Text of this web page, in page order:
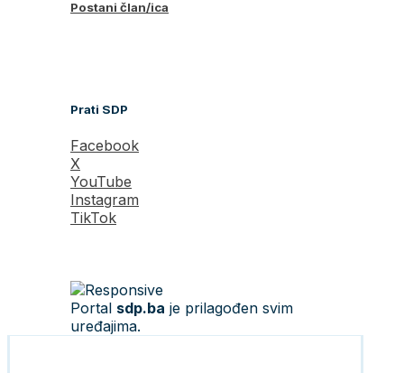
Postani član/ica
Prati SDP
Facebook
X
YouTube
Instagram
TikTok
Portal sdp.ba je prilagođen svim
uređajima.